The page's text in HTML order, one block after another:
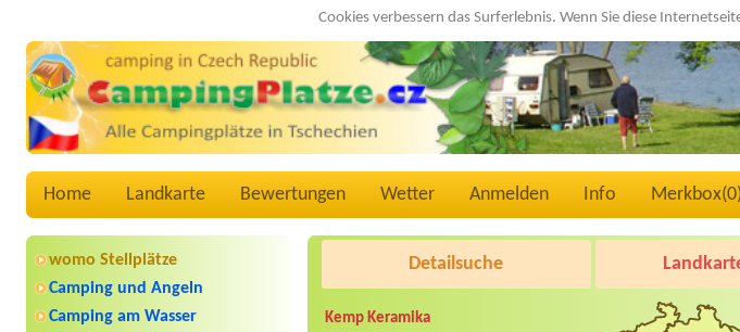
Cookies verbessern das Surferlebnis. Wenn Sie diese
Home Landkarte Bewertungen Wetter Anmelden Info Merkbox(0)
womo Stellplätze
Camping und Angeln
Camping am Wasser
Detailsuche
Kemp Keramika